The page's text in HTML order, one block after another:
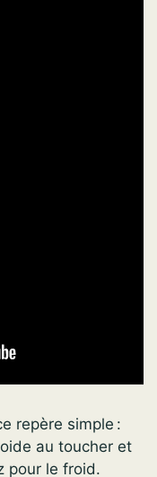
repère simple :
au toucher et
pour le froid.